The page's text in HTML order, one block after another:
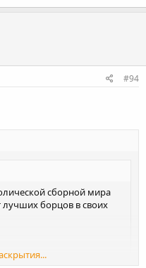
#94
сборной мира
лучших борцов в своих